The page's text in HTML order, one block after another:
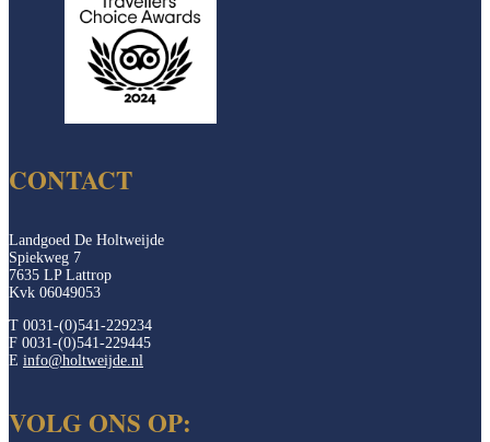
CONTACT
Landgoed De Holtweijde
Spiekweg 7
7635 LP Lattrop
Kvk 06049053
T 0031-(0)541-229234
F 0031-(0)541-229445
E info@holtweijde.nl
VOLG ONS OP: